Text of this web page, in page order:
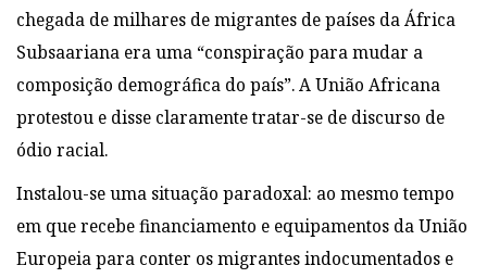
chegada de milhares de migrantes de países da África
Subsaariana era uma “conspiração para mudar a
composição demográfica do país”. A União Africana
protestou e disse claramente tratar-se de discurso de
ódio racial.
Instalou-se uma situação paradoxal: ao mesmo tempo
em que recebe financiamento e equipamentos da União
Europeia para conter os migrantes indocumentados e